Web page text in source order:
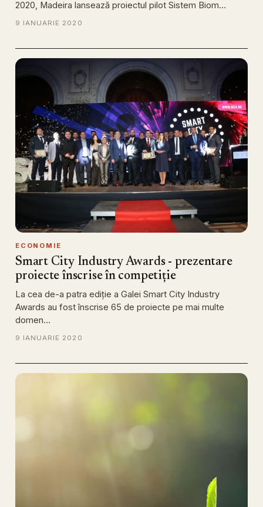
2020, Madeira lansează proiectul pilot Sistem Biom…
9 IANUARIE 2020
ECONOMIE
Smart City Industry Awards - prezentare
proiecte înscrise în competiție
La cea de-a patra ediție a Galei Smart City Industry
Awards au fost înscrise 65 de proiecte pe mai multe
domen…
9 IANUARIE 2020